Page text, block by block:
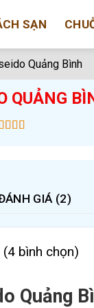
SẠN
Quảng Bình
QUẢNG
GIÁ (2)
bình chọn)
Quảng